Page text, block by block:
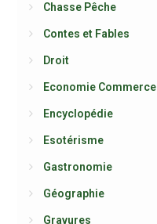
Chasse Pêche
Contes et Fables
Droit
Economie Commerce
Encyclopédie
Esotérisme
Gastronomie
Géographie
Gravures